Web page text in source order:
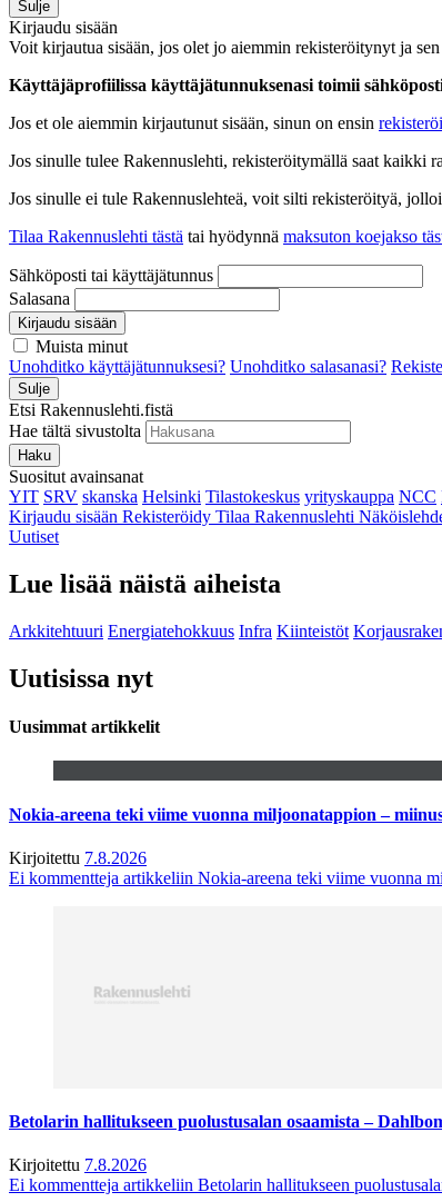
Sulje
Kirjaudu sisään
Voit kirjautua sisään, jos olet jo aiemmin rekisteröitynyt ja
Käyttäjäprofiilissa käyttäjätunnuksenasi toimii
Jos et ole aiemmin kirjautunut sisään, sinun on ensin
Jos sinulle tulee Rakennuslehti, rekisteröitymällä saat kaikki
Jos sinulle ei tule Rakennuslehteä, voit silti rekisteröityä,
Tilaa Rakennuslehti tästä tai hyödynnä maksuton koejakso
Sähköposti tai käyttäjätunnus
Salasana
Kirjaudu sisään
Muista minut
Unohditko käyttäjätunnuksesi? Unohditko salasanasi?
Sulje
Etsi Rakennuslehti.fistä
Hae tältä sivustolta
Haku
Suositut avainsanat
YIT SRV skanska Helsinki Tilastokeskus yrityskauppa NCC
Kirjaudu sisään Rekisteröidy Tilaa Rakennuslehti
Uutiset
Lue lisää näistä aiheista
Arkkitehtuuri Energiatehokkuus Infra Kiinteistöt
Uutisissa nyt
Uusimmat artikkelit
Nokia-areena teki viime vuonna miljoonatappion –
Kirjoitettu 7.8.2026
Ei kommentteja artikkeliin Nokia-areena teki viime vuonna
Betolarin hallitukseen puolustusalan osaamista –
Kirjoitettu 7.8.2026
Ei kommentteja artikkeliin Betolarin hallitukseen